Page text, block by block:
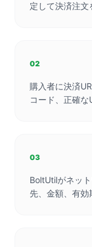
定して決済注文
02
購入者に決済
コード、正確な
03
BoltUtilがネッ
先、金額、有効